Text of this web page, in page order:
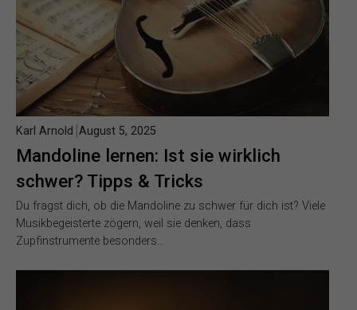
Mandoline lernen: Ist sie wirklich
schwer? Tipps & Tricks
Karl Arnold August 5, 2025
Du fragst dich, ob die Mandoline zu schwer für dich ist? Viele
Musikbegeisterte zögern, weil sie denken, dass
Zupfinstrumente besonders…